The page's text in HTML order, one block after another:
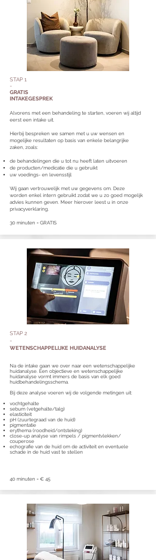
Alvorens met een behandeling te starten, voeren wij altijd
eerst een intake uit.
Hierbij bespreken we samen met u uw wensen en
mogelijke resultaten op basis van enkele belangrijke
zaken, zoals:
de behandelingen die u tot nu heeft laten uitvoeren
de producten/medicatie die u gebruikt
uw voedings- en levensstijl
Wij gaan vertrouwelijk met uw gegevens om. Deze
worden enkel intern gebruikt zodat we u zo goed mogelijk
advies kunnen geven. Meer hierover leest u in onze
privacyverklaring.
30 minuten = GRATIS
STAP 1
-
GRATIS
INTAKEGESPREK
Na de intake gaan we over naar een wetenschappelijke
huidanalyse. Een objectieve en wetenschappelijke
huidanalyse vormt immers de basis van elk goed
huidbehandelingsschema.
Bij deze analyse voeren wij de volgende metingen uit:
vochtgehalte
sebum (vetgehalte/talg)
elasticiteit
pH (zuurtegraad van de huid)
pigmentatie
erythema (roodheid/ontsteking)
close-up analyse van rimpels / pigmentvlekken/
couperose
echografie van de huid om de activiteit en eventuele
schade in de huid vast te stellen​
40 minuten = € 45
STAP 2
-
WETENSCHAPPELIJKE HUIDANALYSE